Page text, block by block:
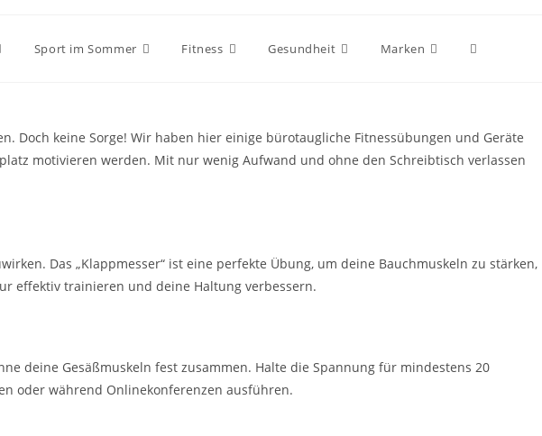
Sport im Sommer Fitness Gesundheit Marken Website-
Doch keine Sorge! Wir haben hier einige bürotaugliche Fitnessübungen und Geräte
motivieren werden. Mit nur wenig Aufwand und ohne den Schreibtisch verlassen
Das „Klappmesser“ ist eine perfekte Übung, um deine Bauchmuskeln zu stärken,
effektiv trainieren und deine Haltung verbessern.
deine Gesäßmuskeln fest zusammen. Halte die Spannung für mindestens 20
oder während Onlinekonferenzen ausführen.